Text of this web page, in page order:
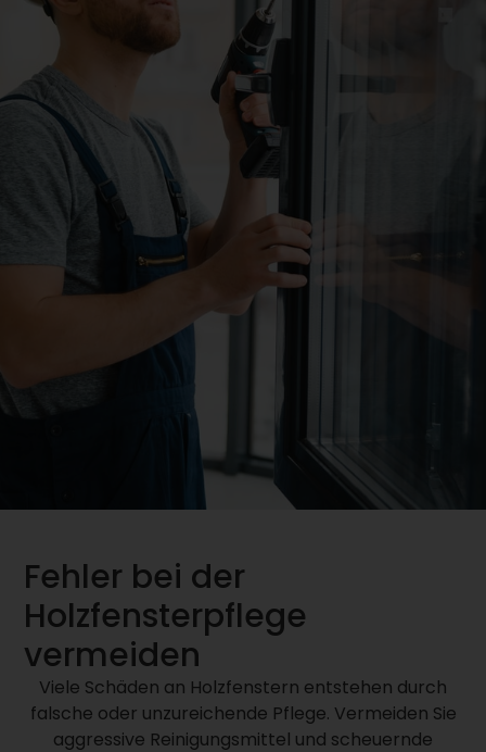
Fehler bei der
Holzfensterpflege
vermeiden
Viele Schäden an Holzfenstern entstehen durch
falsche oder unzureichende Pflege. Vermeiden Sie
aggressive Reinigungsmittel und scheuernde